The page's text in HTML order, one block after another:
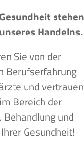
stehen
Handelns.
Sie von der
Berufserfahrung
und vertrauen
Bereich der
Behandlung und
Gesundheit!